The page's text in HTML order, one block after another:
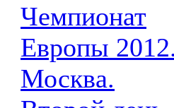
Чемпионат
Европы 2012.
Москва.